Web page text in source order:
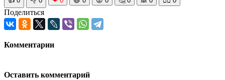
Поделиться
Комментарии
Оставить комментарий